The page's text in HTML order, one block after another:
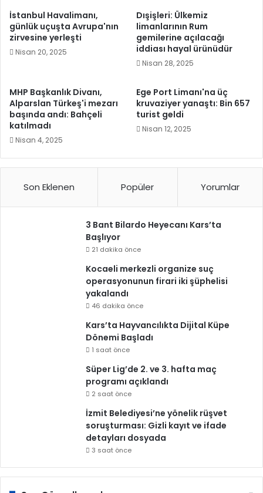
İstanbul Havalimanı,
günlük uçuşta Avrupa'nın
zirvesine yerleşti
Nisan 20, 2025
Dışişleri: Ülkemiz
limanlarının Rum
gemilerine açılacağı
iddiası hayal ürünüdür
Nisan 28, 2025
MHP Başkanlık Divanı,
Alparslan Türkeş'i mezarı
başında andı: Bahçeli
katılmadı
Nisan 4, 2025
Ege Port Limanı'na üç
kruvaziyer yanaştı: Bin 657
turist geldi
Nisan 12, 2025
Son Eklenen Popüler Yorumlar
3 Bant Bilardo Heyecanı Kars’ta
Başlıyor
21 dakika önce
Kocaeli merkezli organize suç
operasyonunun firari iki şüphelisi
yakalandı
46 dakika önce
Kars’ta Hayvancılıkta Dijital Küpe
Dönemi Başladı
1 saat önce
Süper Lig’de 2. ve 3. hafta maç
programı açıklandı
2 saat önce
İzmit Belediyesi’ne yönelik rüşvet
soruşturması: Gizli kayıt ve ifade
detayları dosyada
3 saat önce